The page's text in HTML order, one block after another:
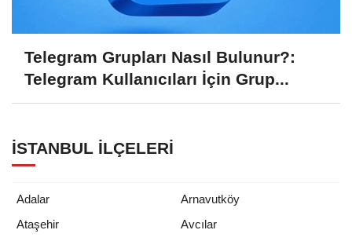
Telegram Grupları Nasıl Bulunur?:
Telegram Kullanıcıları İçin Grup...
İSTANBUL İLÇELERI
Adalar
Arnavutköy
Ataşehir
Avcılar